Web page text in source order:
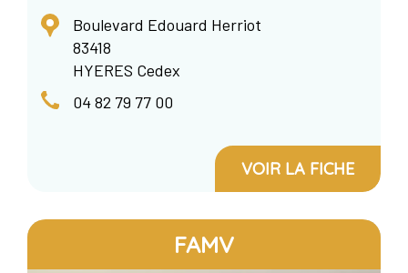
Boulevard Edouard Herriot
83418
HYERES Cedex
04 82 79 77 00
VOIR LA FICHE
FAMV